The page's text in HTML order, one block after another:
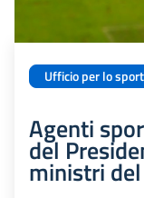
Ufficio per lo
Agenti
del
ministri